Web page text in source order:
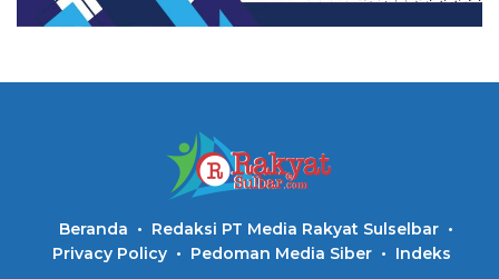
Beranda
Redaksi PT Media Rakyat Sulselbar
Privacy Policy
Pedoman Media Siber Indeks